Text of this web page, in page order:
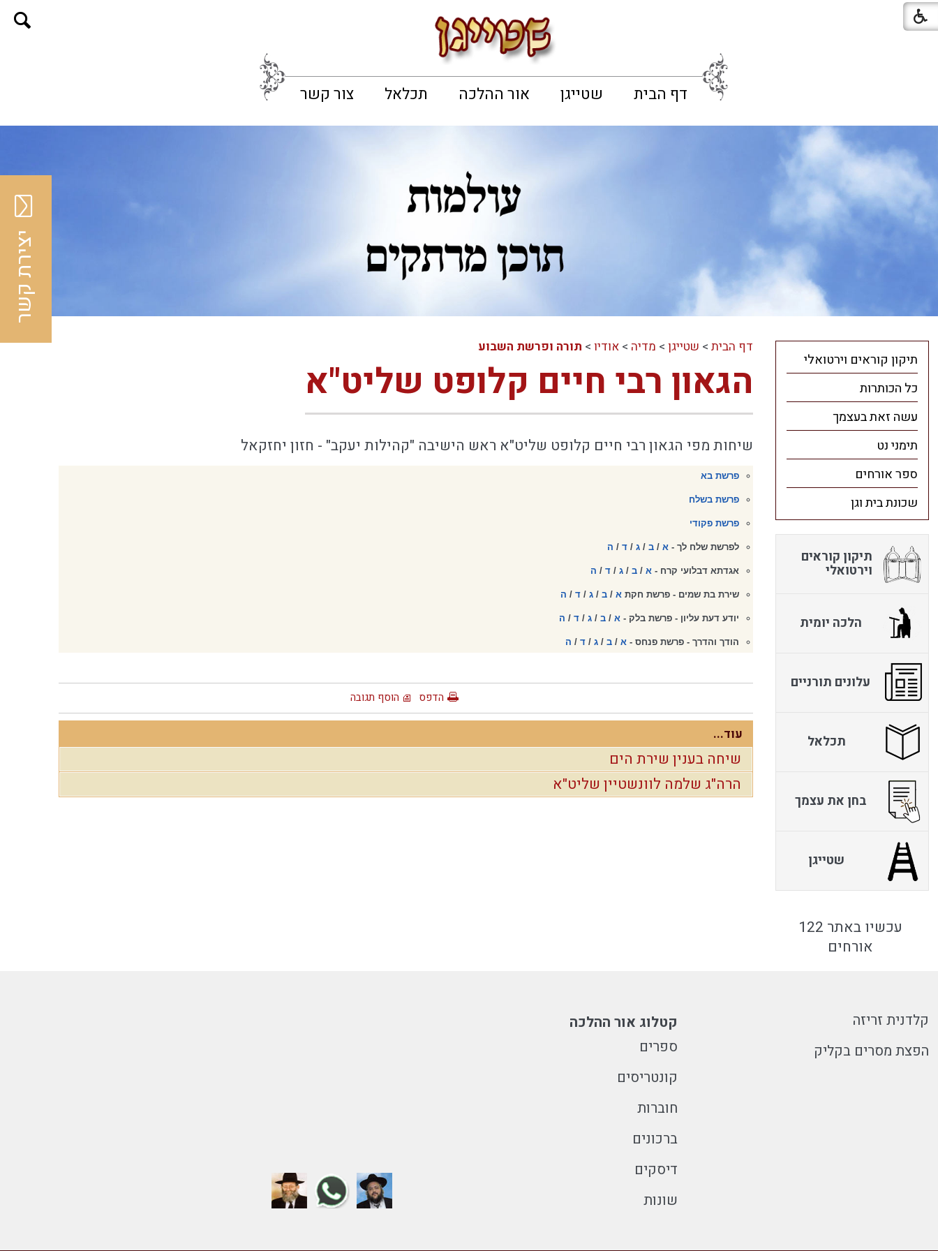
דף הבית שטייגן אור ההלכה תכלאל צור קשר
דף הבית> שטייגן> מדיה > אודיו> תורה ופרשת השבוע
הגאון רבי חיים קלופט שליט"א
שיחות מפי הגאון רבי חיים קלופט שליט"א ראש הישיבה "קהילות יעקב" - חזון יחזקאל
פרשת בא
פרשת בשלח
פרשת פקודי
לפרשת שלח לך - א / ב / ג / ד / ה
אגדתא דבלועי קרח - א / ב / ג / ד / ה
שירת בת שמים - פרשת חקת א / ב / ג / ד / ה
יודע דעת עליון - פרשת בלק - א / ב / ג / ד / ה
הודך והדרך - פרשת פנחס - א / ב / ג / ד / ה
הדפס הוסף תגובה
עוד...
שיחה בענין שירת הים
הרה"ג שלמה לוונשטיין שליט"א
תיקון קוראים וירטואלי
כל הכותרות
עשה זאת בעצמך
תימני נט
ספר אורחים
שכונת בית וגן
תיקון קוראים
וירטואלי
הלכה יומית
עלונים תורניים
תכלאל
בחן את עצמך
שטייגן
עכשיו באתר 122
אורחים
קלדנית זריזה
הפצת מסרים בקליק
קטלוג אור ההלכה
ספרים
קונטריסים
חוברות
ברכונים
דיסקים
שונות
יצירת קשר